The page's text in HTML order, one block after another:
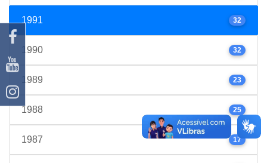
1991 32
1990 32
1989 23
1988 25
1987 17